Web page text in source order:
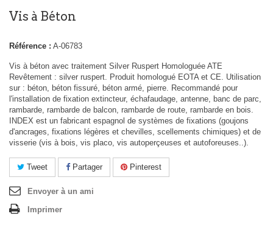
Vis à Béton
Référence : A-06783
Vis à béton avec traitement Silver Ruspert Homologuée ATE
Revêtement : silver ruspert. Produit homologué EOTA et CE. Utilisation
sur : béton, béton fissuré, béton armé, pierre. Recommandé pour
l'installation de fixation extincteur, échafaudage, antenne, banc de parc,
rambarde, rambarde de balcon, rambarde de route, rambarde en bois.
INDEX est un fabricant espagnol de systèmes de fixations (goujons
d'ancrages, fixations légères et chevilles, scellements chimiques) et de
visserie (vis à bois, vis placo, vis autoperçeuses et autoforeuses..).
Tweet Partager Pinterest
Envoyer à un ami
Imprimer